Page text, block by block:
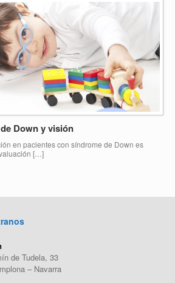
Down y visión
en pacientes con síndrome de Down es
[…]
de Tudela, 33
– Navarra